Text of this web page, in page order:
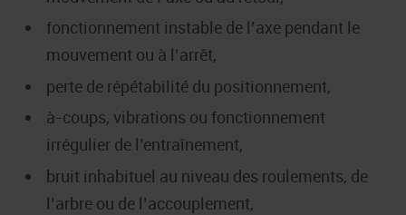
fonctionnement instable de l’axe pendant le
mouvement ou à l’arrêt,
perte de répétabilité du positionnement,
à-coups, vibrations ou fonctionnement
irrégulier de l’entraînement,
bruit inhabituel au niveau des roulements, de
l’arbre ou de l’accouplement,